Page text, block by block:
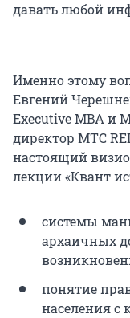
давать любой
Именно этому
Евгений
Executive MBA и
директор МТС
настоящий
лекции «Квант
системы
архаичных
понятие
населения с